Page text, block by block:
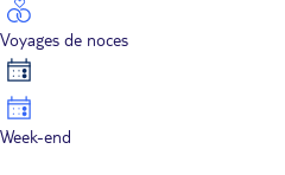
Voyages de noces
Week-end